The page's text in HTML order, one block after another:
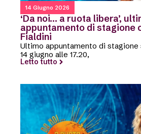
14 Giugno 2026
‘Da noi… a ruota libera’,
appuntamento di stagione
Fialdini
Ultimo appuntamento di stagione
14 giugno alle 17.20,
Letto tutto